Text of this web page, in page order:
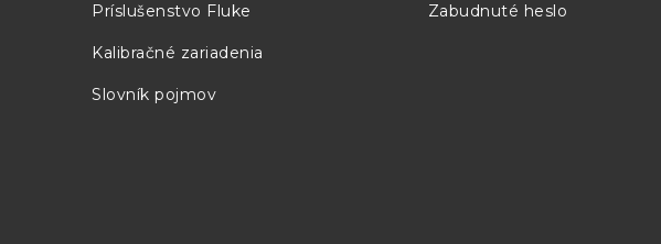
Príslušenstvo Fluke
Kalibračné zariadenia
Slovník pojmov
Zabudnuté heslo